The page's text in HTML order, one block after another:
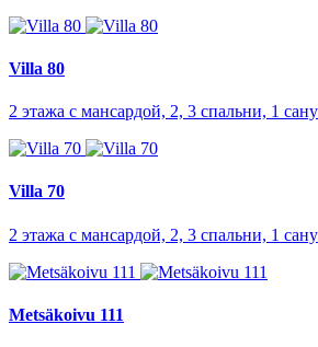
Villa 80
2 этажа с мансардой, 2, 3 спальни, 1
Villa 70
2 этажа с мансардой, 2, 3 спальни, 1
Metsäkoivu 111